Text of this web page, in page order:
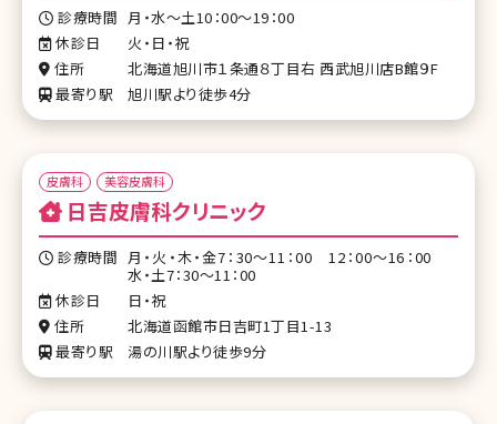
診療時間 月・水～土10：00～19：00
休診日
火・日・祝
住所
北海道旭川市１条通８丁目右 西武旭川店B館９F
最寄り駅
旭川駅より徒歩4分
皮膚科 美容皮膚科
日吉皮膚科クリニック
診療時間 月・火・木・金7：30～11：00 12：00～16：00
水・土7：30～11：00
休診日
日・祝
住所
北海道函館市日吉町1丁目1-13
最寄り駅
湯の川駅より徒歩9分